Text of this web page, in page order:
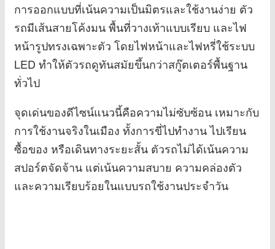
การออกแบบที่เน้นความเป็นมิตรและใช้งานง่าย ตัว
รถมีเส้นสายโค้งมน พื้นที่วางเท้าแบบเรียบ และไฟ
หน้ารูปทรงเฉพาะตัว โดยไฟหน้าและไฟหรี่ใช้ระบบ
LED ทำให้ตัวรถดูทันสมัยขึ้นกว่าสกู๊ตเตอร์พื้นฐาน
ทั่วไป
จุดเด่นของดีไซน์แนวนี้คือความไม่ซับซ้อน เหมาะกับ
การใช้งานจริงในเมือง ทั้งการขี่ไปทำงาน ไปเรียน
ซื้อของ หรือเดินทางระยะสั้น ตัวรถไม่ได้เน้นความ
สปอร์ตจัดจ้าน แต่เน้นความสบาย ความคล่องตัว
และความเรียบร้อยในแบบรถใช้งานประจำวัน